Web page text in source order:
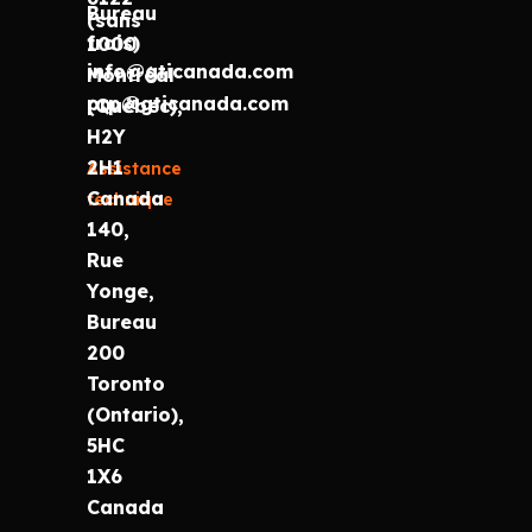
(sans
frais)
info@gticanada.com
prp@gticanada.com
Assistance
technique
Bureau
1000
Montréal
(Québec),
H2Y
2H1
Canada
140,
Rue
Yonge,
Bureau
200
Toronto
(Ontario),
5HC
1X6
Canada